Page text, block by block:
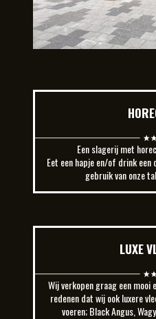
Een slagerij met
Eet een hapje en/of drink
gebruik van onze
LUXE
Wij verkopen graag een mooi
redenen dat wij ook luxere
voeren; Black Angus,